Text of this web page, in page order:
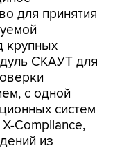
для принятия
крупных
СКАУТ для
с одной
систем
Compliance,
из